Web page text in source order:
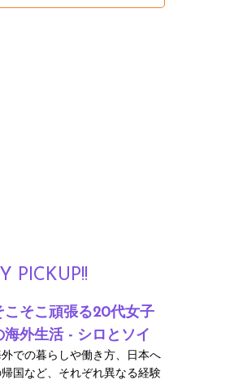
PICKUP!!
こそこ頑張る20代女子
海外生活 - シロとソイ
での暮らしや働き方、日本へ
国など、それぞれ異なる経験